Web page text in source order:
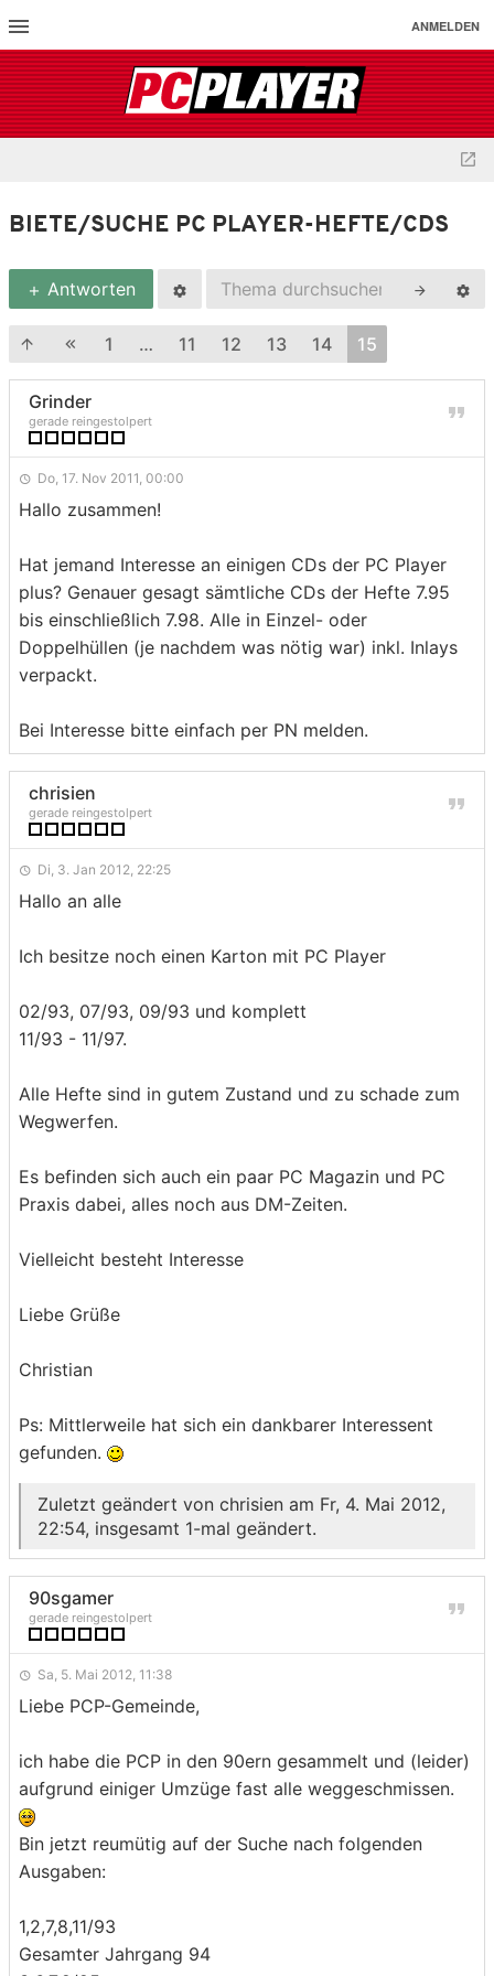
ANMELDEN
BIETE/SUCHE PC PLAYER-HEFTE/CDS
Antworten
1 … 11 12 13 14 15
Grinder
gerade reingestolpert
Do, 17. Nov 2011, 00:00
Hallo zusammen!
Hat jemand Interesse an einigen CDs der PC Player
plus? Genauer gesagt sämtliche CDs der Hefte 7.95
bis einschließlich 7.98. Alle in Einzel- oder
Doppelhüllen (je nachdem was nötig war) inkl. Inlays
verpackt.
Bei Interesse bitte einfach per PN melden.
chrisien
gerade reingestolpert
Di, 3. Jan 2012, 22:25
Hallo an alle
Ich besitze noch einen Karton mit PC Player
02/93, 07/93, 09/93 und komplett
11/93 - 11/97.
Alle Hefte sind in gutem Zustand und zu schade zum
Wegwerfen.
Es befinden sich auch ein paar PC Magazin und PC
Praxis dabei, alles noch aus DM-Zeiten.
Vielleicht besteht Interesse
Liebe Grüße
Christian
Ps: Mittlerweile hat sich ein dankbarer Interessent
gefunden.
Zuletzt geändert von chrisien am Fr, 4. Mai 2012,
22:54, insgesamt 1-mal geändert.
90sgamer
gerade reingestolpert
Sa, 5. Mai 2012, 11:38
Liebe PCP-Gemeinde,
ich habe die PCP in den 90ern gesammelt und (leider)
aufgrund einiger Umzüge fast alle weggeschmissen.
Bin jetzt reumütig auf der Suche nach folgenden
Ausgaben:
1,2,7,8,11/93
Gesamter Jahrgang 94